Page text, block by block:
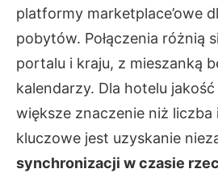
platformy marketplace’owe
pobytów. Połączenia różnią
portalu i kraju, z mieszanką
kalendarzy. Dla hotelu jakość
większe znaczenie niż liczba
kluczowe jest uzyskanie
synchronizacji w czasie